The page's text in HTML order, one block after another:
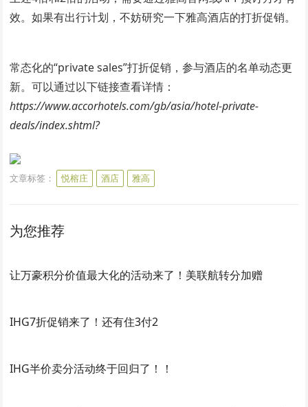
效。如果有出行计划，不妨研究一下雅高酒店的打折促销。
常态化的“private sales”打折促销，参与酒店的名单动态更
新。可以通过以下链接查看详情：
https://www.accorhotels.com/gb/asia/hotel-private-
deals/index.shtml?
文章标签： 悦榕庄 酒店 雅高
为您推荐
让万豪积分价值最大化的活动来了！美联航转分加赠
IHG7折促销来了！还有住3付2
IHG半价卖分活动终于回归了！！